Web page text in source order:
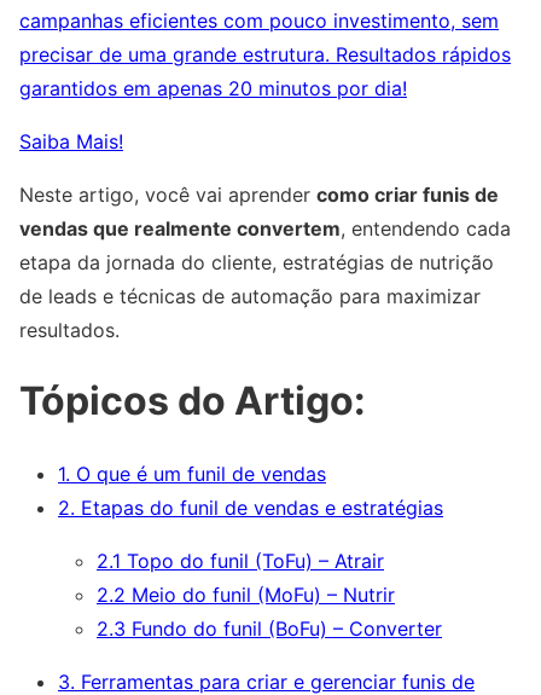
campanhas eficientes com pouco investimento, sem
precisar de uma grande estrutura. Resultados rápidos
garantidos em apenas 20 minutos por dia!
Saiba Mais!
Neste artigo, você vai aprender como criar funis de
vendas que realmente convertem, entendendo cada
etapa da jornada do cliente, estratégias de nutrição
de leads e técnicas de automação para maximizar
resultados.
Tópicos do Artigo:
1. O que é um funil de vendas
2. Etapas do funil de vendas e estratégias
2.1 Topo do funil (ToFu) – Atrair
2.2 Meio do funil (MoFu) – Nutrir
2.3 Fundo do funil (BoFu) – Converter
3. Ferramentas para criar e gerenciar funis de